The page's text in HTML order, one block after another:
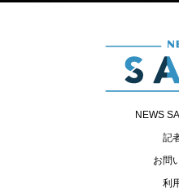
NEWS
記
お問
利